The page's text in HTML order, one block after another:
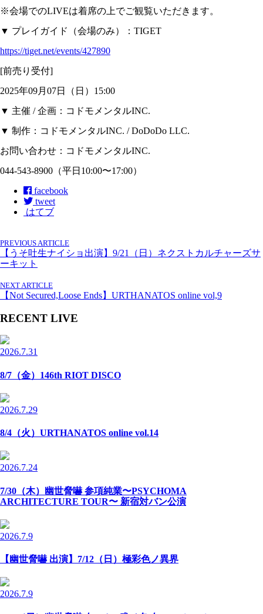
※会場でのLIVEは着席の上でご観覧いただきます。
▼ プレイガイド（会場のみ）：TIGET
https://tiget.net/events/427890
[前売り受付]
2025年09月07日（日）15:00
▼ 主催 / 企画：コドモメンタルINC.
▼ 制作：コドモメンタルINC. / DoDoDo LLC.
お問い合わせ：コドモメンタルINC.
044-543-8900（平日10:00〜17:00）
facebook
tweet
はてブ
PREVIOUS ARTICLE
【うそ吐生ナイショ出演】9/21（日）ネクストカルチャーズサ
ーキット
NEXT ARTICLE
【Not Secured,Loose Ends】URTHANATOS online vol,9
RECENT LIVE
2026.7.31
8/7（金）146th RIOT DISCO
2026.7.29
8/4（火）URTHANATOS online vol.14
2026.7.24
7/30（木）幽世脅嚇 参項純業〜PSYCHOMA
ARCHITECTURE TOUR〜 新宿対バン公演
2026.7.9
【幽世脅嚇 出演】7/12（日）極彩色ノ異界
2026.7.9